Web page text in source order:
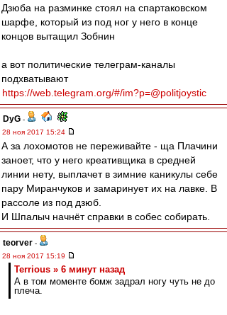
Дзюба на разминке стоял на спартаковском
шарфе, который из под ног у него в конце
концов вытащил Зобнин
а вот политические телеграм-каналы
подхватывают
https://web.telegram.org/#/im?p=@politjoystic
DyG -
28 ноя 2017 15:24
А за лохомотов не переживайте - ща Плачини
заноет, что у него креативщика в средней
линии нету, выплачет в зимние каникулы себе
пару Миранчуков и замаринует их на лавке. В
рассоле из под дзюб.
И Шпалыч начнёт справки в собес собирать.
teorver -
28 ноя 2017 15:19
Terrious » 6 минут назад
А в том моменте бомж задрал ногу чуть не до
плеча.